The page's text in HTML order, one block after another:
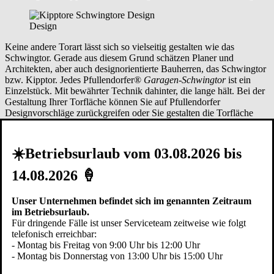
Design
Keine andere Torart lässt sich so vielseitig gestalten wie das
Schwingtor. Gerade aus diesem Grund schätzen Planer und
Architekten, aber auch designorientierte Bauherren, das Schwingtor
bzw. Kipptor. Jedes Pfullendorfer® Garagen-Schwingtorist ein
Einzelstück. Mit bewährter Technik dahinter, die lange hält. Bei der
Gestaltung Ihrer Torfläche können Sie auf Pfullendorfer
Designvorschläge zurückgreifen oder Sie gestalten die Torfläche
selbst und verleihen dem Tor inRutesheimIhre persönliche Note.
Schwingtor bauseitige Füllung
. Bei den flächenbündigen
Garagentoren bilden das Tor und die Fassade eine Ebene. Ein
fassadenbündiges Schwingtor ist in geschlossenem Zustand als
solches nicht mehr erkennbar. Beim Schwingtor bauseitige Füllung
Kunde oder sein Handwerker können dann auf der Baustelle
Rutesheimdie Torfüllung montieren. So kann sichergestellt werden,
dass z.B. die gleichen Fassadenplatten oder Profilschalungen auf der
Torfläche montiert werden wie auch am restlichen Gebäude.
☀️Betriebsurlaub vom 03.08.2026 bis
14.08.2026 🍦
Unser Unternehmen befindet sich im genannten Zeitraum
im Betriebsurlaub.
Für dringende Fälle ist unser Serviceteam zeitweise wie folgt
telefonisch erreichbar:
- Montag bis Freitag von 9:00 Uhr bis 12:00 Uhr
- Montag bis Donnerstag von 13:00 Uhr bis 15:00 Uhr